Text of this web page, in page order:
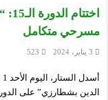
مسرحي متكامل
3 يناير، 2024 523
الدين بشطارزي” على